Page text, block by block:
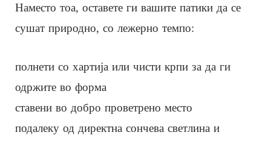
Наместо тоа, оставете ги вашите патики да се
сушат природно, со лежерно темпо:
полнети со хартија или чисти крпи за да ги
одржите во форма
ставени во добро проветрено место
подалеку од директна сончева светлина и